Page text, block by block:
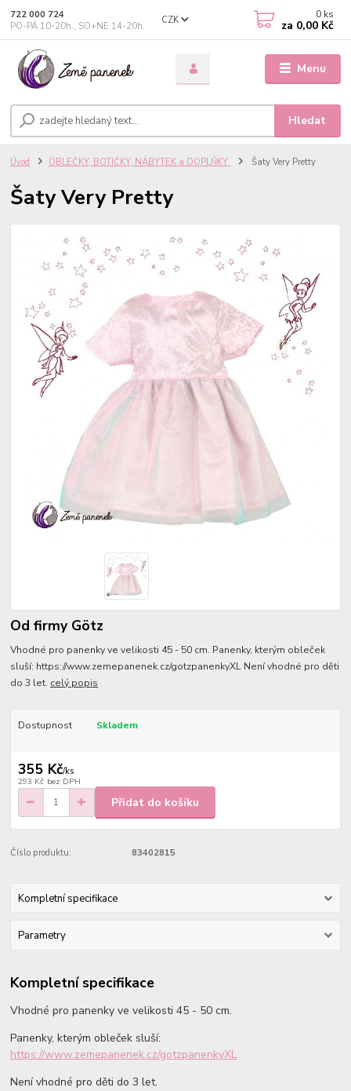
Menu
CZK
Hledat
722 000 724
PO-PÁ 10-20h., SO+NE 14-20h.
0 ks
za 0,00 Kč
Úvod OBLEČKY, BOTIČKY, NÁBYTEK a DOPLŇKY Šaty Very Pretty
Šaty Very Pretty
Od firmy Götz
Vhodné pro panenky ve velikosti 45 - 50 cm. Panenky, kterým obleček
sluší: https://www.zemepanenek.cz/gotzpanenkyXL Není vhodné pro děti
do 3 let. celý popis
Dostupnost Skladem
355 Kč/ks
293 Kč bez DPH
Přidat do košíku
Číslo produktu: 83402815
Kompletní specifikace
Parametry
Kompletní specifikace
Vhodné pro panenky ve velikosti 45 - 50 cm.
Panenky, kterým obleček sluší:
https://www.zemepanenek.cz/gotzpanenkyXL
Není vhodné pro děti do 3 let.